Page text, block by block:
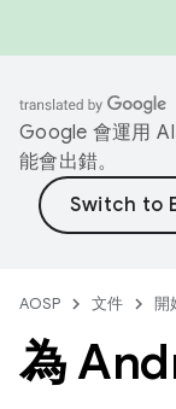
Google 會運用
能會出錯。
AOSP 文件 開
為